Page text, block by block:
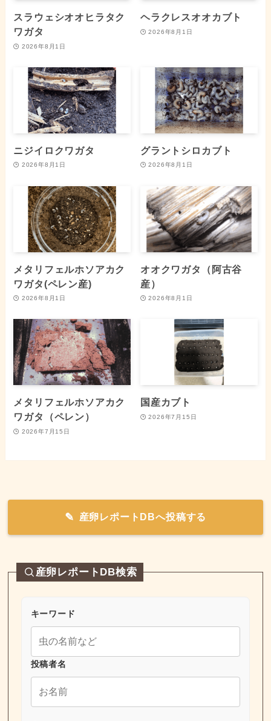
スラウェシオオヒラタク
ワガタ
2026年8月1日
ヘラクレスオオカブト
2026年8月1日
ニジイロクワガタ
2026年8月1日
グラントシロカブト
2026年8月1日
メタリフェルホソアカク
ワガタ(ペレン産)
2026年8月1日
オオクワガタ（阿古谷
産）
2026年8月1日
メタリフェルホソアカク
ワガタ（ペレン）
2026年7月15日
国産カブト
2026年7月15日
産卵レポートDBへ投稿する
産卵レポートDB検索
キーワード
投稿者名